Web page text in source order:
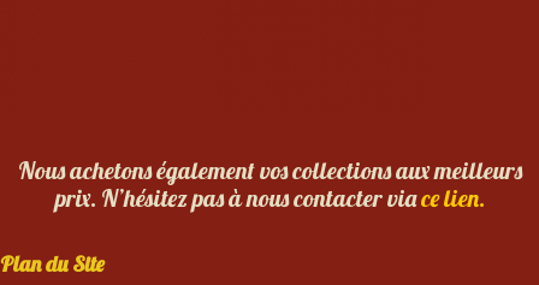
Nous achetons également vos collections aux meilleurs
prix. N’hésitez pas à nous contacter viace lien.
Plan du Site